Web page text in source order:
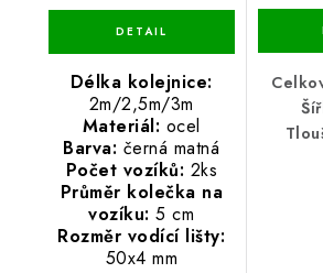
Délka kolejnice:
2m/2,5m/3m
Materiál: ocel
Barva: černá matná
Počet vozíků: 2ks
Průměr kolečka na
vozíku: 5 cm
Rozměr vodící lišty:
50x4 mm